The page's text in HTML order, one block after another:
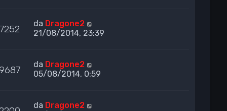
da Dragone2
21/08/2014, 23:39
da Dragone2
05/08/2014, 0:59
da Dragone2